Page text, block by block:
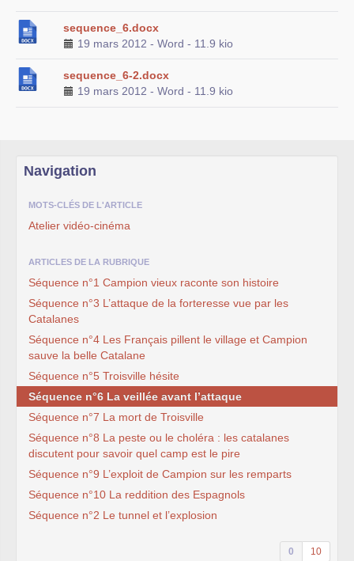
sequence_6.docx
19 mars 2012 - Word - 11.9 kio
sequence_6-2.docx
19 mars 2012 - Word - 11.9 kio
Navigation
MOTS-CLÉS DE L'ARTICLE
Atelier vidéo-cinéma
ARTICLES DE LA RUBRIQUE
Séquence n°1 Campion vieux raconte son histoire
Séquence n°3 L’attaque de la forteresse vue par les
Catalanes
Séquence n°4 Les Français pillent le village et Campion
sauve la belle Catalane
Séquence n°5 Troisville hésite
Séquence n°6 La veillée avant l’attaque
Séquence n°7 La mort de Troisville
Séquence n°8 La peste ou le choléra : les catalanes
discutent pour savoir quel camp est le pire
Séquence n°9 L’exploit de Campion sur les remparts
Séquence n°10 La reddition des Espagnols
Séquence n°2 Le tunnel et l’explosion
0 10